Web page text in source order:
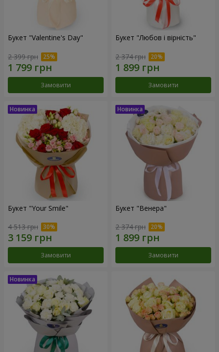
Букет "Valentine's Day"
2 399 грн
Замовити
Букет "Любов і вірність"
2 374 грн
Замовити
Букет "Your Smile"
4 513 грн
Замовити
Букет "Венера"
2 374 грн
Замовити